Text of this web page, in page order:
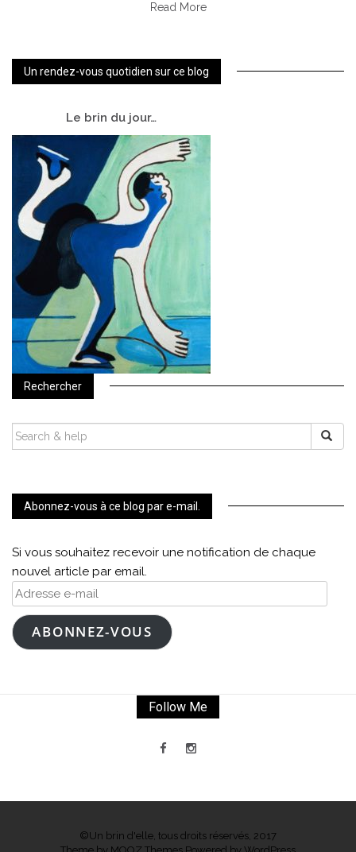
Read More
Un rendez-vous quotidien sur ce blog
Le brin du jour…
Rechercher
SEARCH
FOR:
Abonnez-vous à ce blog par e-mail.
Si vous souhaitez recevoir une notification de chaque
nouvel article par email.
Adresse
e-
mailABONNEZ-VOUS
Follow Me
©Un brin d'elle, tous droits réservés, 2017
Theme by MOOZ Themes Powered by WordPress